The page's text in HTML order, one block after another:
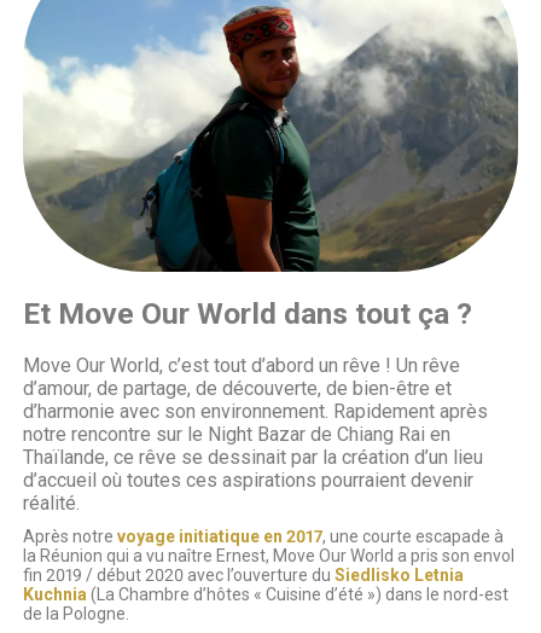
Et Move Our World dans tout ça ?
Move Our World, c’est tout d’abord un rêve ! Un rêve
d’amour, de partage, de découverte, de bien-être et
d’harmonie avec son environnement. Rapidement après
notre rencontre sur le Night Bazar de Chiang Rai en
Thaïlande, ce rêve se dessinait par la création d’un lieu
d’accueil où toutes ces aspirations pourraient devenir
réalité.
Après notre voyage initiatique en 2017, une courte escapade à
la Réunion qui a vu naître Ernest, Move Our World a pris son envol
fin 2019 / début 2020 avec l’ouverture du Siedlisko Letnia
Kuchnia (La Chambre d’hôtes « Cuisine d’été ») dans le nord-est
de la Pologne.